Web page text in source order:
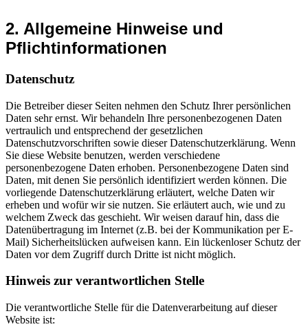
2. Allgemeine Hinweise und
Pflichtinformationen
Datenschutz
Die Betreiber dieser Seiten nehmen den Schutz Ihrer persönlichen
Daten sehr ernst. Wir behandeln Ihre personenbezogenen Daten
vertraulich und entsprechend der gesetzlichen
Datenschutzvorschriften sowie dieser Datenschutzerklärung. Wenn
Sie diese Website benutzen, werden verschiedene
personenbezogene Daten erhoben. Personenbezogene Daten sind
Daten, mit denen Sie persönlich identifiziert werden können. Die
vorliegende Datenschutzerklärung erläutert, welche Daten wir
erheben und wofür wir sie nutzen. Sie erläutert auch, wie und zu
welchem Zweck das geschieht. Wir weisen darauf hin, dass die
Datenübertragung im Internet (z.B. bei der Kommunikation per E‐
Mail) Sicherheitslücken aufweisen kann. Ein lückenloser Schutz der
Daten vor dem Zugriff durch Dritte ist nicht möglich.
Hinweis zur verantwortlichen Stelle
Die verantwortliche Stelle für die Datenverarbeitung auf dieser
Website ist: